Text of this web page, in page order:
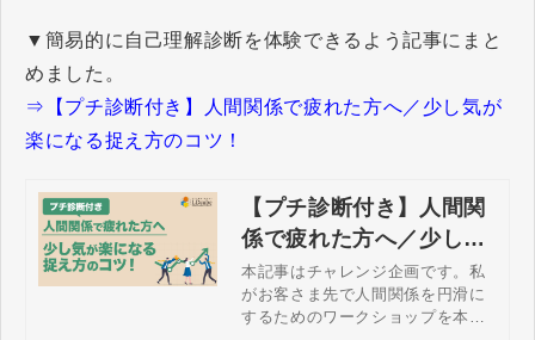
▼簡易的に自己理解診断を体験できるよう記事にまと
めました。
⇒【プチ診断付き】人間関係で疲れた方へ／少し気が
楽になる捉え方のコツ！
【プチ診断付き】人間関
係で疲れた方へ／少し気
が楽になる捉え方のコ
ツ！
本記事はチャレンジ企画です。私
がお客さま先で人間関係を円滑に
するためのワークショップを本格